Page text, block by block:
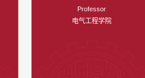
Professor
电气工程学院